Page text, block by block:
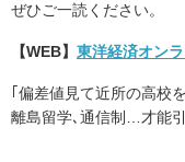
ぜひご一読ください。
【WEB】 東洋経済オン
｢偏差値見て近所の高校
離島留学､通信制…才能